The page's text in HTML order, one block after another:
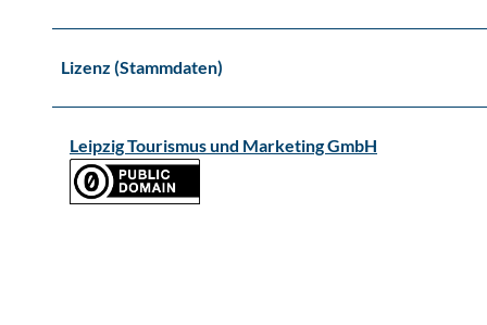
Lizenz (Stammdaten)
Leipzig Tourismus und Marketing GmbH